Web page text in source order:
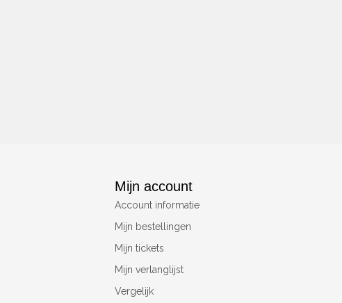
Mijn account
Account informatie
Mijn bestellingen
Mijn tickets
Mijn verlanglijst
Vergelijk